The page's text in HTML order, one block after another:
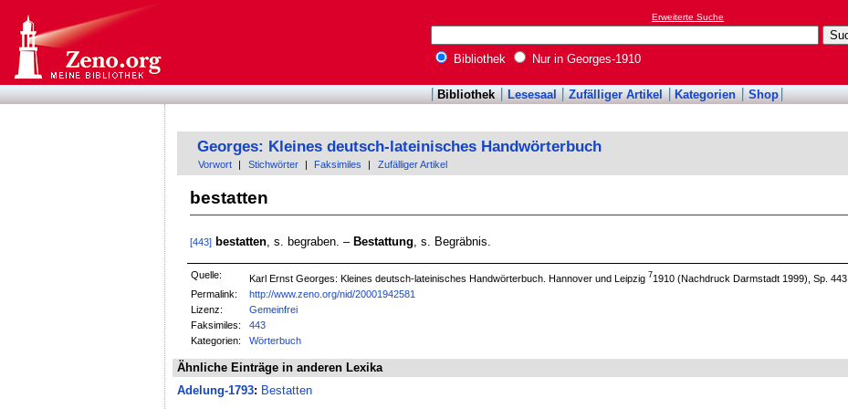
Erweiterte Suche
Bibliothek Nur in Georges-1910
Bibliothek Lesesaal Zufälliger Artikel Kategorien Shop
Georges: Kleines deutsch-lateinisches Handwörterbuch
Vorwort Stichwörter Faksimiles Zufälliger Artikel
bestatten
[443] bestatten, s. begraben. – Bestattung , s. Begräbnis.
Quelle: Karl Ernst Georges: Kleines deutsch-lateinisches Handwörterbuch. Hannover und Leipzig 71910 (Nachdruck Darmstadt 1999), Sp. 443.
Permalink:
http://www.zeno.org/nid/20001942581
Lizenz:
Gemeinfrei
Faksimiles:
443
Kategorien:
Wörterbuch
Ähnliche Einträge in anderen Lexika
Adelung-1793: Bestatten